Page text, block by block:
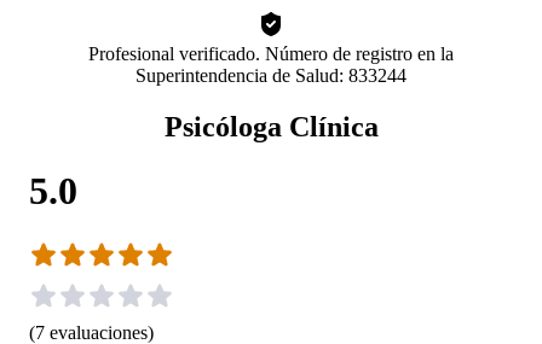
Profesional verificado. Número de registro en la
Superintendencia de Salud: 833244
Psicóloga Clínica
5.0
(7 evaluaciones)